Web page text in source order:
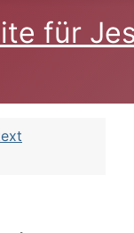
für